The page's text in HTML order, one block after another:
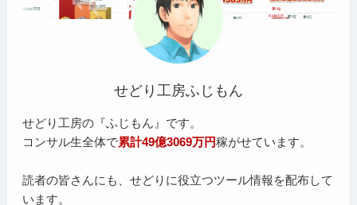
せどり工房ふじもん
せどり工房の『ふじもん』です。
コンサル生全体で累計49億3069万円稼がせています。
読者の皆さんにも、せどりに役立つツール情報を配布して
います。